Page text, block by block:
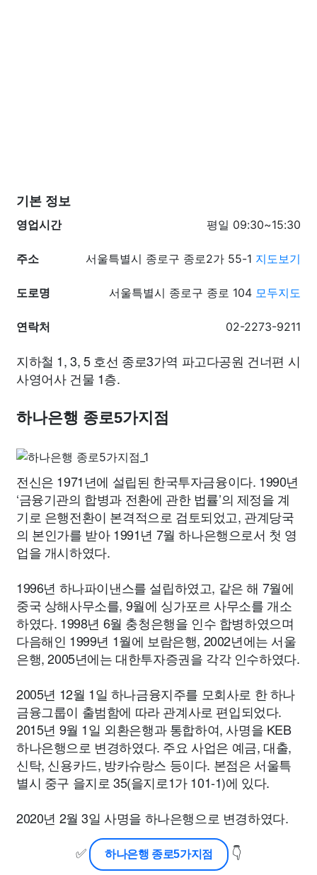
기본 정보
영업시간
평일 09:30~15:30
주소 서울특별시 종로구 종로2가 55-1 지도보기
도로명 서울특별시 종로구 종로 104 모두지도
연락처 02-2273-9211
지하철 1, 3, 5 호선 종로3가역 파고다공원 건너편 시
사영어사 건물 1층.
하나은행 종로5가지점
전신은 1971년에 설립된 한국투자금융이다. 1990년
‘금융기관의 합병과 전환에 관한 법률’의 제정을 계
기로 은행전환이 본격적으로 검토되었고, 관계당국
의 본인가를 받아 1991년 7월 하나은행으로서 첫 영
업을 개시하였다.
1996년 하나파이낸스를 설립하였고, 같은 해 7월에
중국 상해사무소를, 9월에 싱가포르 사무소를 개소
하였다. 1998년 6월 충청은행을 인수 합병하였으며
다음해인 1999년 1월에 보람은행, 2002년에는 서울
은행, 2005년에는 대한투자증권을 각각 인수하였다.
2005년 12월 1일 하나금융지주를 모회사로 한 하나
금융그룹이 출범함에 따라 관계사로 편입되었다.
2015년 9월 1일 외환은행과 통합하여, 사명을 KEB
하나은행으로 변경하였다. 주요 사업은 예금, 대출,
신탁, 신용카드, 방카슈랑스 등이다. 본점은 서울특
별시 중구 을지로 35(을지로1가 101-1)에 있다.
2020년 2월 3일 사명을 하나은행으로 변경하였다.
✅
하나은행 종로5가지점 👇